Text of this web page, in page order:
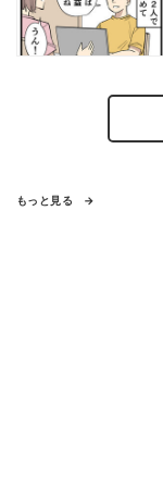
もっと見る